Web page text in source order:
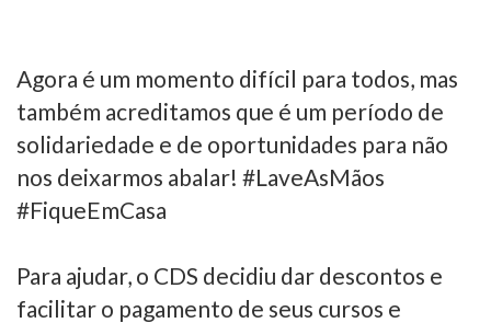
Agora é um momento difícil para todos, mas
também acreditamos que é um período de
solidariedade e de oportunidades para não
nos deixarmos abalar! #LaveAsMãos
#FiqueEmCasa
Para ajudar, o CDS decidiu dar descontos e
facilitar o pagamento de seus cursos e